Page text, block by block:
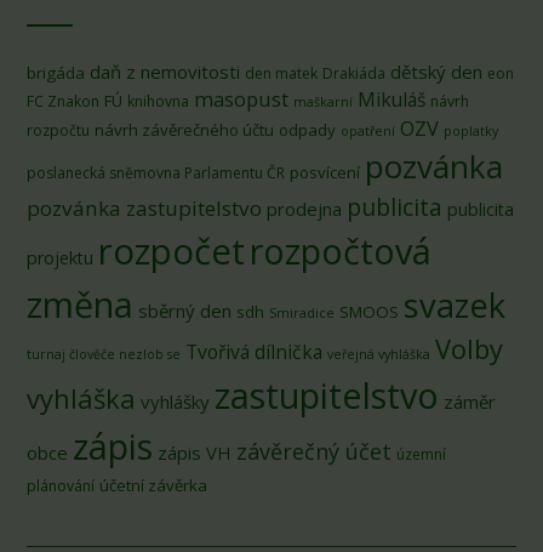
brigáda daň z nemovitosti den matek Drakiáda dětský den eon
FC Znakon FÚ knihovna masopust maškarní Mikuláš návrh
rozpočtu návrh závěrečného účtu odpady opatření OZV poplatky
poslanecká sněmovna Parlamentu ČR posvícení pozvánka
pozvánka zastupitelstvo prodejna publicita publicita
projektu rozpočetrozpočtová
změna sběrný den sdh Smiradice SMOOS svazek
turnaj člověče nezlob se Tvořivá dílnička veřejná vyhláška Volby
vyhláška vyhlášky zastupitelstvo záměr
obce zápis zápis VH závěrečný účet územní
plánování účetní závěrka